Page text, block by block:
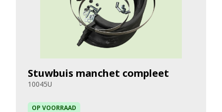
Stuwbuis manchet compleet
10045U
OP VOORRAAD